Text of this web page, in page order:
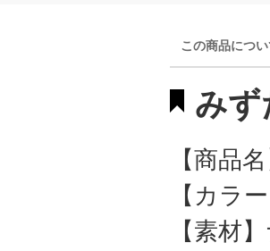
この商品につ
みず
【商品
【カラ
【素材